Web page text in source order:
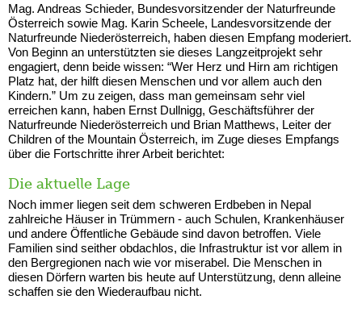
Mag. Andreas Schieder, Bundesvorsitzender der Naturfreunde
Österreich sowie Mag. Karin Scheele, Landesvorsitzende der
Naturfreunde Niederösterreich, haben diesen Empfang moderiert.
Von Beginn an unterstützten sie dieses Langzeitprojekt sehr
engagiert, denn beide wissen: “Wer Herz und Hirn am richtigen
Platz hat, der hilft diesen Menschen und vor allem auch den
Kindern.” Um zu zeigen, dass man gemeinsam sehr viel
erreichen kann, haben Ernst Dullnigg, Geschäftsführer der
Naturfreunde Niederösterreich und Brian Matthews, Leiter der
Children of the Mountain Österreich, im Zuge dieses Empfangs
über die Fortschritte ihrer Arbeit berichtet:
Die aktuelle Lage
Noch immer liegen seit dem schweren Erdbeben in Nepal
zahlreiche Häuser in Trümmern - auch Schulen, Krankenhäuser
und andere Öffentliche Gebäude sind davon betroffen. Viele
Familien sind seither obdachlos, die Infrastruktur ist vor allem in
den Bergregionen nach wie vor miserabel. Die Menschen in
diesen Dörfern warten bis heute auf Unterstützung, denn alleine
schaffen sie den Wiederaufbau nicht.